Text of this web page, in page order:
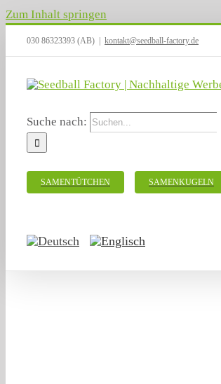
Zum Inhalt springen
030 86323393 (AB) kontakt@seedball-factory.de
Suche nach:
SAMENTÜTCHEN SAMENKUGELN